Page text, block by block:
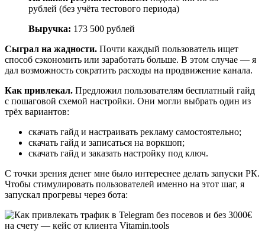
рублей (без учёта тестового периода)
Выручка: 173 500 рублей
Сыграл на жадности. Почти каждый пользователь ищет
способ сэкономить или заработать больше. В этом случае — я
дал возможность сократить расходы на продвижение канала.
Как привлекал. Предложил пользователям бесплатный гайд
с пошаговой схемой настройки. Они могли выбрать один из
трёх вариантов:
скачать гайд и настраивать рекламу самостоятельно;
скачать гайд и записаться на воркшоп;
скачать гайд и заказать настройку под ключ.
С точки зрения денег мне было интереснее делать запуски РК.
Чтобы стимулировать пользователей именно на этот шаг, я
запускал прогревы через бота: